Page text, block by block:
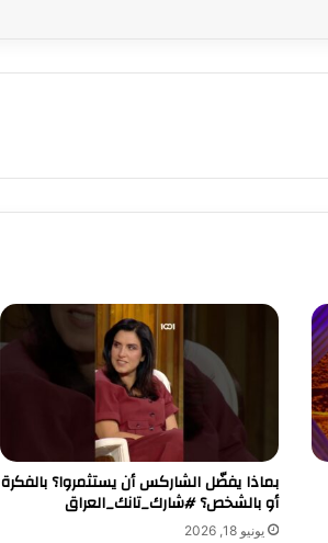
بماذا يفضّل الشاركس أن يستثمروا؟ بالفكرة
أو بالشخص؟ #شارك_تانك_العراق
يونيو 18, 2026